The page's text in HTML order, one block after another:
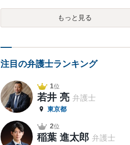
もっと見る
注目の弁護士ランキング
1位
若井 亮 弁護士
東京都
2位
稲葉 進太郎 弁護士